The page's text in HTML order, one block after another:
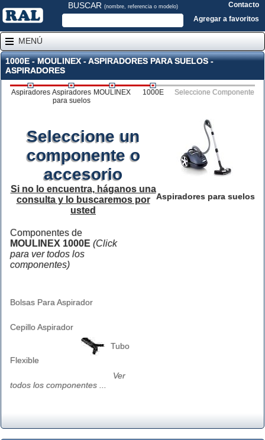
BUSCAR (nombre, referencia o modelo)
Contacto
Agregar a favoritos
MENÚ
1000E - MOULINEX - ASPIRADORES PARA SUELOS -
ASPIRADORES
Aspiradores Aspiradores
para suelos
MOULINEX 1000E Seleccione Componente
Aspiradores para suelos
Seleccione un
componente o
accesorio
Si no lo encuentra, háganos una
consulta y lo buscaremos por
usted
Componentes de
MOULINEX 1000E (Click
para ver todos los
componentes)
Bolsas Para Aspirador
Cepillo Aspirador
Tubo
Flexible
Ver
todos los componentes ...